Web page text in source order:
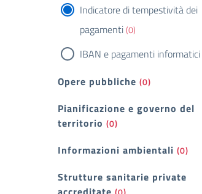
Indicatore di tempestività dei
pagamenti(0)
IBAN e pagamenti informatici
Opere pubbliche (0)
Pianificazione e governo del
territorio (0)
Informazioni ambientali (0)
Strutture sanitarie private